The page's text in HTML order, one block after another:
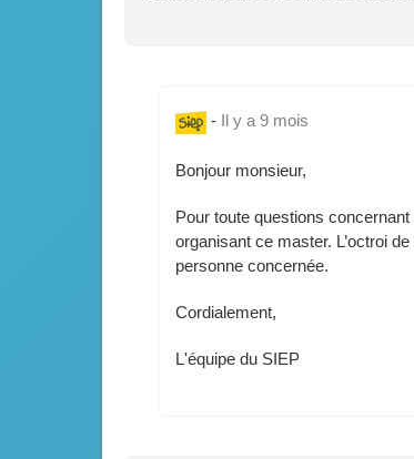
- Il y a 9 mois
Bonjour monsieur,
Pour toute questions
organisant ce master. L’octroi
personne concernée.
Cordialement,
L'équipe du SIEP